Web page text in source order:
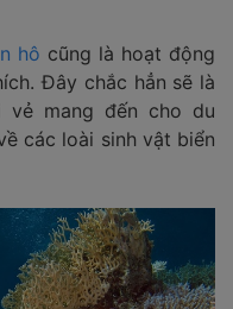
hô cũng là hoạt động
Đây chắc hẳn sẽ là
vẻ mang đến cho du
các loài sinh vật biển